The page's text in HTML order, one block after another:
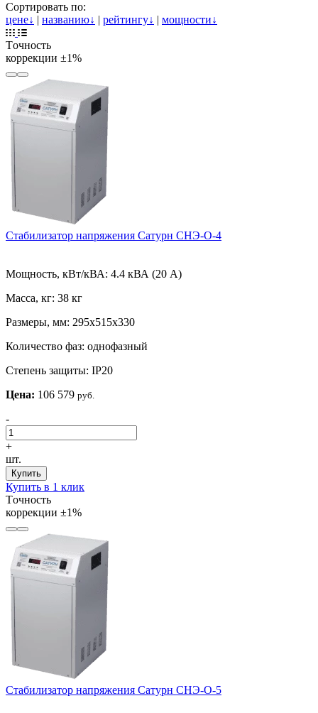
Сортировать по:
цене↓ | названию↓ | рейтингу↓ | мощности↓
Tочность
коррекции ±1%
Стабилизатор напряжения Сатурн СНЭ-О-4
Мощность, кВт/кВА: 4.4 кВА (20 А)
Масса, кг: 38 кг
Размеры, мм: 295х515х330
Количество фаз: однофазный
Степень защиты: IP20
Цена: 106 579 руб.
-
+
шт.
Купить
Купить в 1 клик
Tочность
коррекции ±1%
Стабилизатор напряжения Сатурн СНЭ-О-5